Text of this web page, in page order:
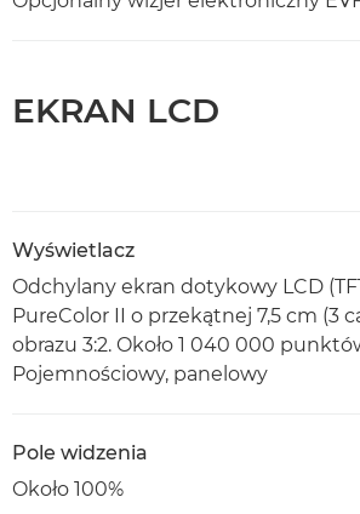
EKRAN LCD
Wyświetlacz
Odchylany ekran dotykowy LCD
PureColor II o przekątnej 7,5 cm (3
obrazu 3:2. Około 1 040 000
Pojemnościowy, panelowy
Pole widzenia
Około 100%